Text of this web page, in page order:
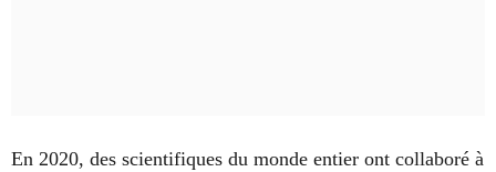
En 2020, des scientifiques du monde entier ont collaboré à